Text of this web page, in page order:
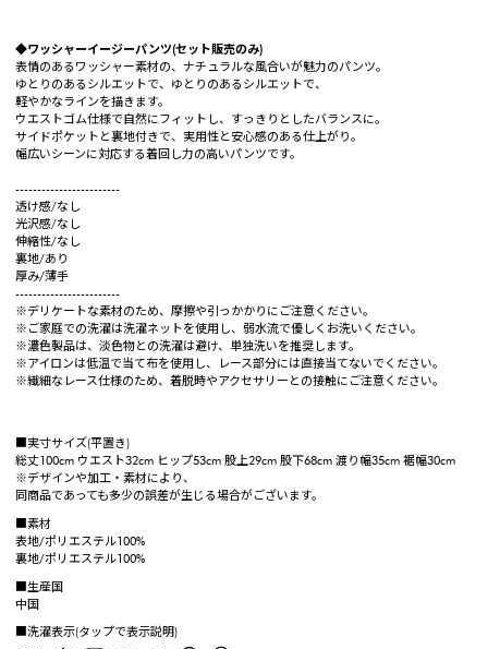
◆ワッシャーイージーパンツ(セット販売のみ)
表情のあるワッシャー素材の、ナチュラルな風合いが魅力のパンツ。
ゆとりのあるシルエットで、ゆとりのあるシルエットで、
軽やかなラインを描きます。
ウエストゴム仕様で自然にフィットし、すっきりとしたバランスに。
サイドポケットと裏地付きで、実用性と安心感のある仕上がり。
幅広いシーンに対応する着回し力の高いパンツです。
------------------------
透け感/なし
光沢感/なし
伸縮性/なし
裏地/あり
厚み/薄手
------------------------
※デリケートな素材のため、摩擦や引っかかりにご注意ください。
※ご家庭での洗濯は洗濯ネットを使用し、弱水流で優しくお洗いください。
※濃色製品は、淡色物との洗濯は避け、単独洗いを推奨します。
※アイロンは低温で当て布を使用し、レース部分には直接当てないでください。
※繊細なレース仕様のため、着脱時やアクセサリーとの接触にご注意ください。
■実寸サイズ(平置き)
総丈100cm ウエスト32cm ヒップ53cm 股上29cm 股下68cm 渡り幅35cm 裾幅30cm
※デザインや加工・素材により、
同商品であっても多少の誤差が生じる場合がございます。
■素材
表地/ポリエステル100%
裏地/ポリエステル100%
■生産国
中国
■洗濯表示(タップで表示説明)